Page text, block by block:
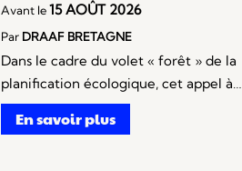
Avant le15 AOÛT 2026
Par DRAAF BRETAGNE
Dans le cadre du volet « forêt » de la
planification écologique, cet appel à…
En savoir plus